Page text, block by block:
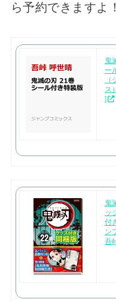
ら予約できますよ！
鬼
ー
ス
]
鬼
ッ
付
ン
吾